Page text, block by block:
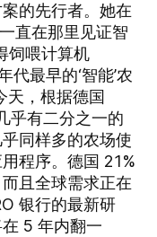
的先行者。她在
直在那里见证智
饲喂计算机
最早的‘智能’农
天，根据德国
乎有二分之一的
同样多的农场使
程序。德国 21%
而且全球需求正在
银行的最新研
5 年内翻一